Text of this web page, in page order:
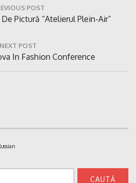
POST
Pictură “Atelierul Plein-Air”
NEXT POST
In Fashion Conference